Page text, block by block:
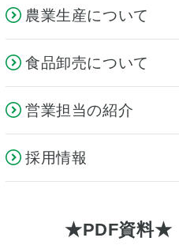
農業生産について
食品卸売について
営業担当の紹介
採用情報
PDF資料